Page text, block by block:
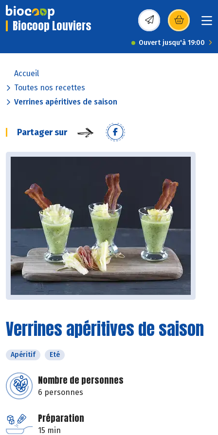
Biocoop Louviers (s’ouvre dans une
Ouvert jusqu'à 19:00
Accueil
Toutes nos recettes
Verrines apéritives de saison
Partager sur
Verrines apéritives de saison
Apéritif Eté
Nombre de personnes
6 personnes
Préparation
15 min